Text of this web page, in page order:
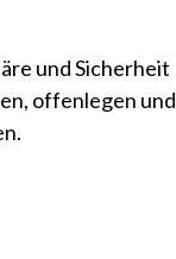
und Sicherheit
offenlegen und